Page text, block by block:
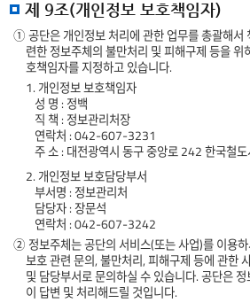
제 9조(개인정보 보호책임자)
① 공단은 개인정보 처리에 관한 업무를 총괄해서
련한 정보주체의 불만처리 및 피해구제 등을
호책임자를 지정하고 있습니다.
1. 개인정보 보호책임자
성 명 : 정백
직 책 : 정보관리처장
연락처 : 042-607-3231
주 소 : 대전광역시 동구 중앙로 242 한국철
2. 개인정보 보호담당부서
부서명 : 정보관리처
담당자 : 장문석
연락처 : 042-607-3242
② 정보주체는 공단의 서비스(또는 사업)를 이용
보호 관련 문의, 불만처리, 피해구제 등에 관한
및 담당부서로 문의하실 수 있습니다. 공단은
이 답변 및 처리해드릴 것입니다.